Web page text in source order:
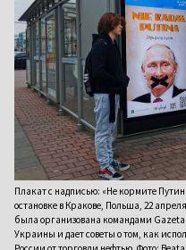
Плакат с надписью: «Не кормите
остановке в Кракове, Польша, 22
была организована командами
Украины и дает советы о том, как